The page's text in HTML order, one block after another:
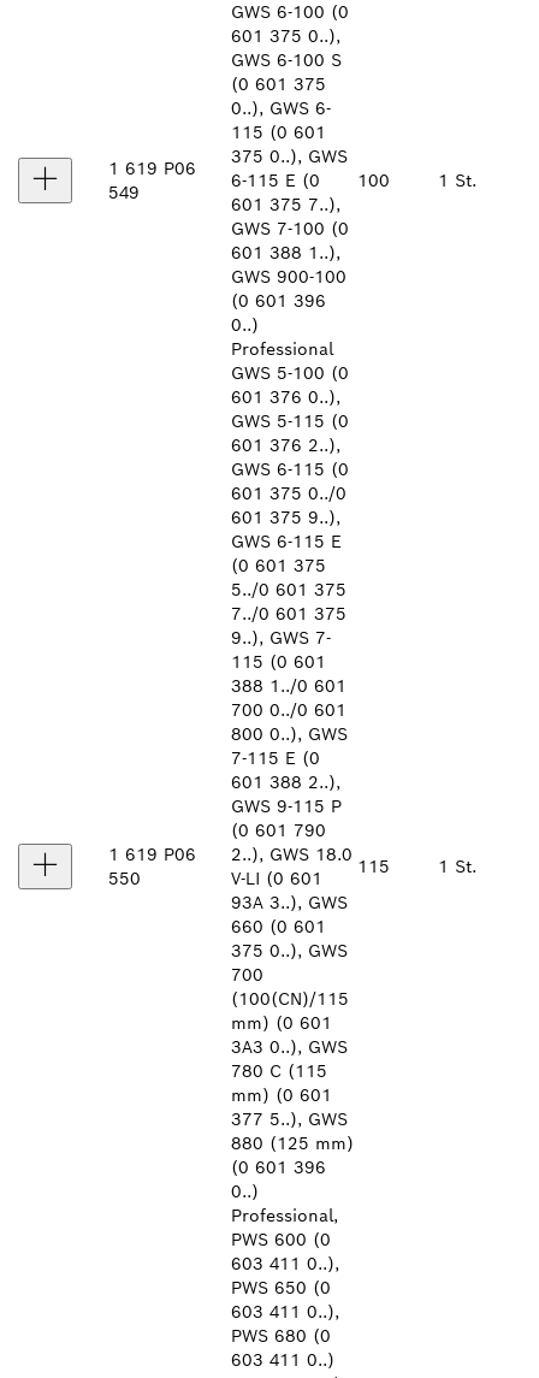
1 619 P06
549
GWS 6-100 (0
601 375 0..),
GWS 6-100 S
(0 601 375
0..), GWS 6-
115 (0 601
375 0..), GWS
6-115 E (0
601 375 7..),
GWS 7-100 (0
601 388 1..),
GWS 900-100
(0 601 396
0..)
Professional
100 1 St.
1 619 P06
550
GWS 5-100 (0
601 376 0..),
GWS 5-115 (0
601 376 2..),
GWS 6-115 (0
601 375 0../0
601 375 9..),
GWS 6-115 E
(0 601 375
5../0 601 375
7../0 601 375
9..), GWS 7-
115 (0 601
388 1../0 601
700 0../0 601
800 0..), GWS
7-115 E (0
601 388 2..),
GWS 9-115 P
(0 601 790
2..), GWS 18.0
V-LI (0 601
93A 3..), GWS
660 (0 601
375 0..), GWS
700
(100(CN)/115
mm) (0 601
3A3 0..), GWS
780 C (115
mm) (0 601
377 5..), GWS
880 (125 mm)
(0 601 396
0..)
Professional,
PWS 600 (0
603 411 0..),
PWS 650 (0
603 411 0..),
PWS 680 (0
603 411 0..)
115 1 St.